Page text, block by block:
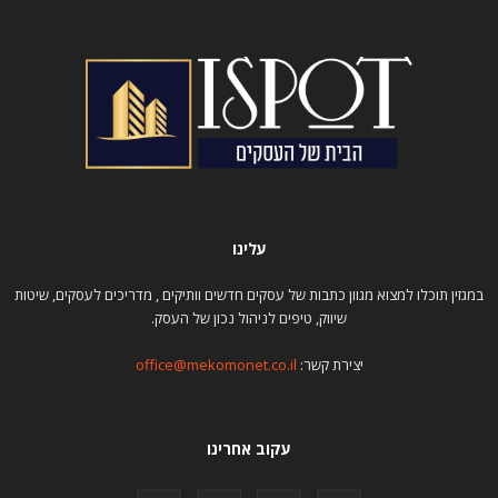
עלינו
במגזין תוכלו למצוא מגוון כתבות של עסקים חדשים וותיקים , מדריכים לעסקים, שיטות
שיווק, טיפים לניהול נכון של העסק.
יצירת קשר: office@mekomonet.co.il
עקוב אחרינו